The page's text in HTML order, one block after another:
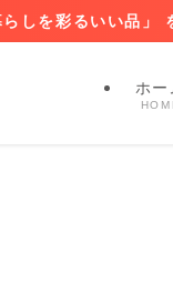
しを彩るいい品」
ホー